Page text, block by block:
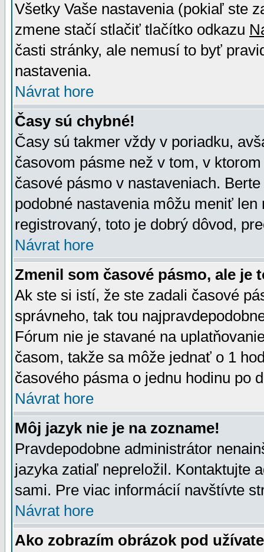
Všetky Vaše nastavenia (pokiaľ ste
zmene stačí stlačiť tlačítko odkazu
časti stránky, ale nemusí to byť
nastavenia.
Návrat hore
Časy sú chybné!
Časy sú takmer vždy v poriadku,
časovom pásme než v tom, v
časové pásmo v nastaveniach.
podobné nastavenia môžu meniť
registrovaný, toto je dobrý dôvod,
Návrat hore
Zmenil som časové pásmo, ale je
Ak ste si istí, že ste zadali časové
správneho, tak tou
Fórum nie je stavané na
časom, takže sa môže jednať o 1
časového pásma o jednu hodinu po
Návrat hore
Môj jazyk nie je na zozname!
Pravdepodobne administrátor
jazyka zatiaľ nepreložil. Kontaktujte
sami. Pre viac informácií navštívte
Návrat hore
Ako zobrazím obrázok pod